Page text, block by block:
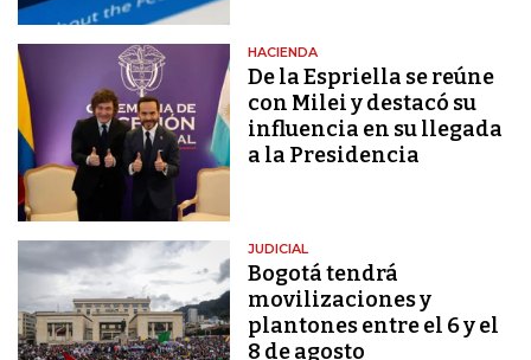
HACIENDA
De la Espriella se reúne
con Milei y destacó su
influencia en su llegada
a la Presidencia
JUDICIAL
Bogotá tendrá
movilizaciones y
plantones entre el 6 y el
8 de agosto